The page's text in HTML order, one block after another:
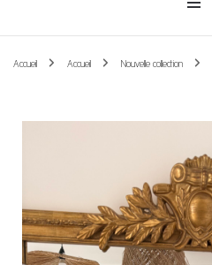
Accueil Accueil Nouvelle collection